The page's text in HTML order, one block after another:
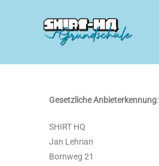
Gesetzliche Anbieterkennung:
SHIRT HQ
Jan Lehrian
Bornweg 21